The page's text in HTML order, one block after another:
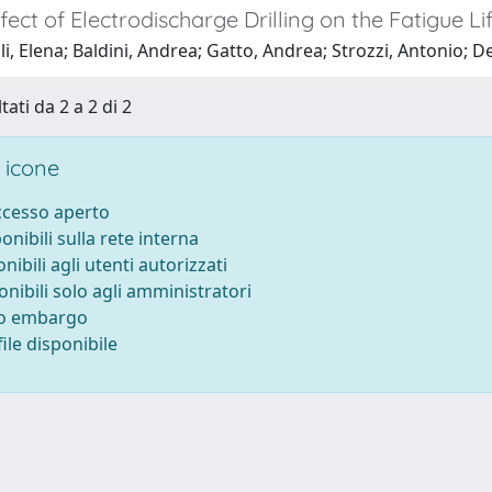
of Electrodischarge Drilling on the Fatigue
Elena; Baldini, Andrea; Gatto, Andrea; Strozzi, Antonio;
da 2 a 2 di 2
aperto
sulla rete interna
agli utenti autorizzati
solo agli amministratori
embargo
disponibile